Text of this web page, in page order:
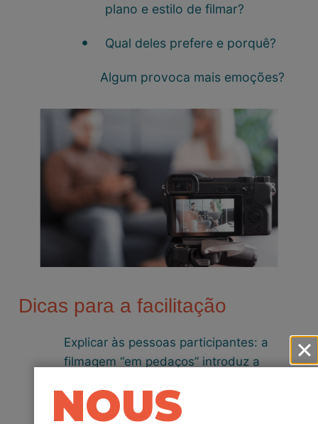
plano e estilo de filmar?
Qual deles prefere e porquê?
Algum provoca mais emoções?
Dicas para a facilitação
Explicar às pessoas participantes: a
filmagem “em pedaços” introduz a
diferentes planos das personagens A e B
devem ser ligados a um resultado
NOUS